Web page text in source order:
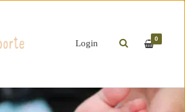
Login 0